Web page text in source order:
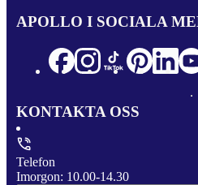
APOLLO I SOCIALA
KONTAKTA OSS
Telefon
Imorgon: 10.00-14.30